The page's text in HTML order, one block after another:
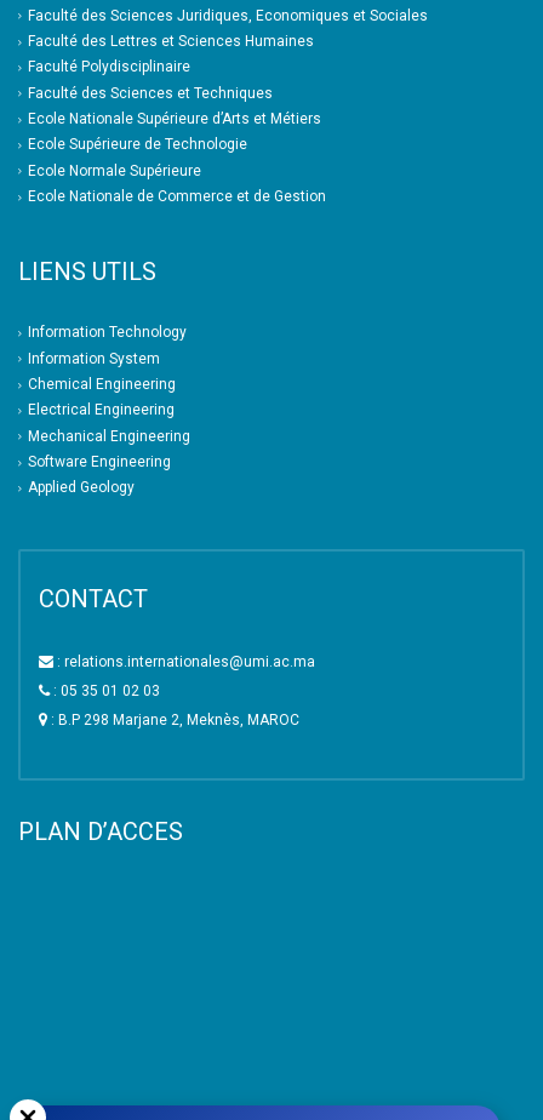
Faculté des Sciences Juridiques, Economiques et Sociales
Faculté des Lettres et Sciences Humaines
Faculté Polydisciplinaire
Faculté des Sciences et Techniques
Ecole Nationale Supérieure d’Arts et Métiers
Ecole Supérieure de Technologie
Ecole Normale Supérieure
Ecole Nationale de Commerce et de Gestion
LIENS UTILS
Information Technology
Information System
Chemical Engineering
Electrical Engineering
Mechanical Engineering
Software Engineering
Applied Geology
CONTACT
: relations.internationales@umi.ac.ma
: 05 35 01 02 03
: B.P 298 Marjane 2, Meknès, MAROC
PLAN D’ACCES